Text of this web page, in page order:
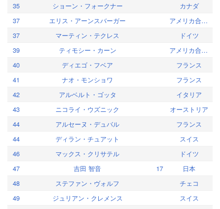
35
ショーン・フォークナー
カナダ
37
エリス・アーンスバーガー
アメリカ合衆国
37
マーティン・テクレス
ドイツ
39
ティモシー・カーン
アメリカ合衆国
40
ディエゴ・フベア
フランス
41
ナオ・モンショワ
フランス
42
アルベルト・ゴッタ
イタリア
43
ニコライ・ウズニック
オーストリア
44
アルセーヌ・デュバル
フランス
44
ディラン・チュアット
スイス
46
マックス・クリサテル
ドイツ
47
吉田 智音 17
日本
48
ステファン・ヴォルフ
チェコ
49
ジュリアン・クレメンス
スイス